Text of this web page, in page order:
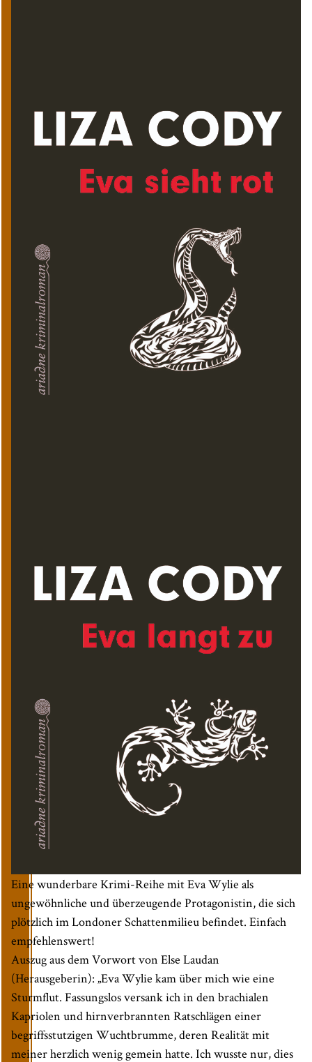
Eine wunderbare Krimi-Reihe mit Eva Wylie als
ungewöhnliche und überzeugende Protagonistin, die sich
plötzlich im Londoner Schattenmilieu befindet. Einfach
empfehlenswert!
Auszug aus dem Vorwort von Else Laudan
(Herausgeberin): „Eva Wylie kam über mich wie eine
Sturmflut. Fassungslos versank ich in den brachialen
Kapriolen und hirnverbrannten Ratschlägen einer
begriffsstutzigen Wuchtbrumme, deren Realität mit
meiner herzlich wenig gemein hatte. Ich wusste nur, dies